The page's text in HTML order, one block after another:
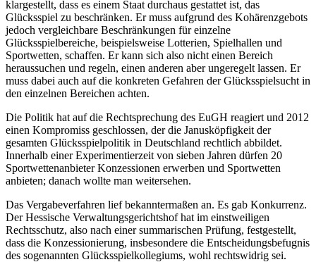
klargestellt, dass es einem Staat durchaus gestattet ist, das
Glücksspiel zu beschränken. Er muss aufgrund des Kohärenzgebots
jedoch vergleichbare Beschränkungen für einzelne
Glücksspielbereiche, beispielsweise Lotterien, Spielhallen und
Sportwetten, schaffen. Er kann sich also nicht einen Bereich
heraussuchen und regeln, einen anderen aber ungeregelt lassen. Er
muss dabei auch auf die konkreten Gefahren der Glücksspielsucht in
den einzelnen Bereichen achten.
Die Politik hat auf die Rechtsprechung des EuGH reagiert und 2012
einen Kompromiss geschlossen, der die Janusköpfigkeit der
gesamten Glücksspielpolitik in Deutschland rechtlich abbildet.
Innerhalb einer Experimentierzeit von sieben Jahren dürfen 20
Sportwettenanbieter Konzessionen erwerben und Sportwetten
anbieten; danach wollte man weitersehen.
Das Vergabeverfahren lief bekanntermaßen an. Es gab Konkurrenz.
Der Hessische Verwaltungsgerichtshof hat im einstweiligen
Rechtsschutz, also nach einer summarischen Prüfung, festgestellt,
dass die Konzessionierung, insbesondere die Entscheidungsbefugnis
des sogenannten Glücksspielkollegiums, wohl rechtswidrig sei.